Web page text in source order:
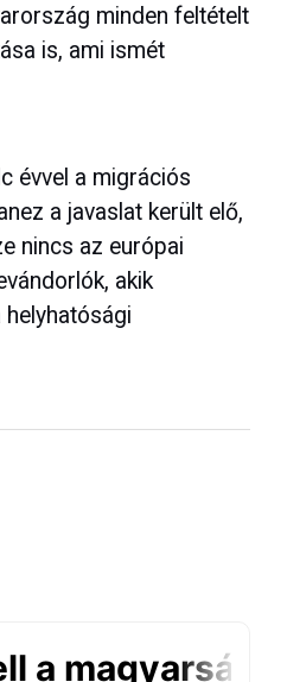
minden feltételt
is, ami ismét
évvel a migrációs
a javaslat került elő,
nincs az európai
akik